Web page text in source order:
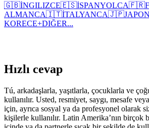
🇬🇧İNGILIZCE🇪🇸İSPANYOLCA🇫🇷
ALMANCA🇮🇹İTALYANCA🇯🇵
KORECE+DIĞER...
Hızlı cevap
Tú, arkadaşlarla, yaşıtlarla, çocuklarla ve
kullanılır. Usted, resmiyet, saygı, mesafe
için, ayrıca sosyal ya da profesyonel olarak
kişilerle kullanılır. Latin Amerika’nın birçok